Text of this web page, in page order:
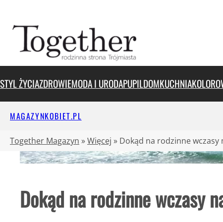
treści
STYL ŻYCIAZDROWIEMODA I URODAPUPILDOMKUCHNIA
MAGAZYNKOBIET.PL
Together Magazyn »Więcej » Dokąd na rodzinne
Dokąd na rodzinne wczasy